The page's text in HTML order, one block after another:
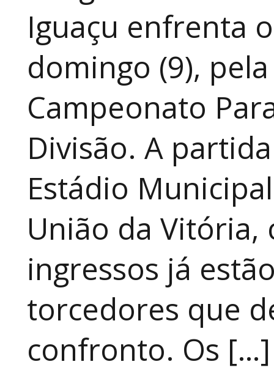
Iguaçu enfrenta
domingo (9),
Campeonato
Divisão. A
Estádio
União da Vitória,
ingressos já
torcedores que
confronto. Os […]